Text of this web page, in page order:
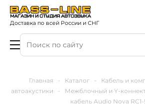
Доставка по всей России и СНГ
Главная - Каталог -
Кабель и
автоакустики
- Межблочный и Y-
кабель Audio Nova RC1-